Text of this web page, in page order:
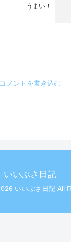
うまい！
コメントを書き込む
いいぶさ日記
いいぶさ日記 All